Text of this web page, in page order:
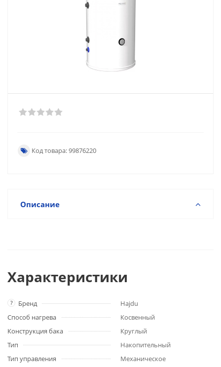
Код товара: 99876220
Описание
Характеристики
? Бренд
Hajdu
Способ нагрева
Косвенный
Конструкция бака
Круглый
Тип
Накопительный
Тип управления
Механическое